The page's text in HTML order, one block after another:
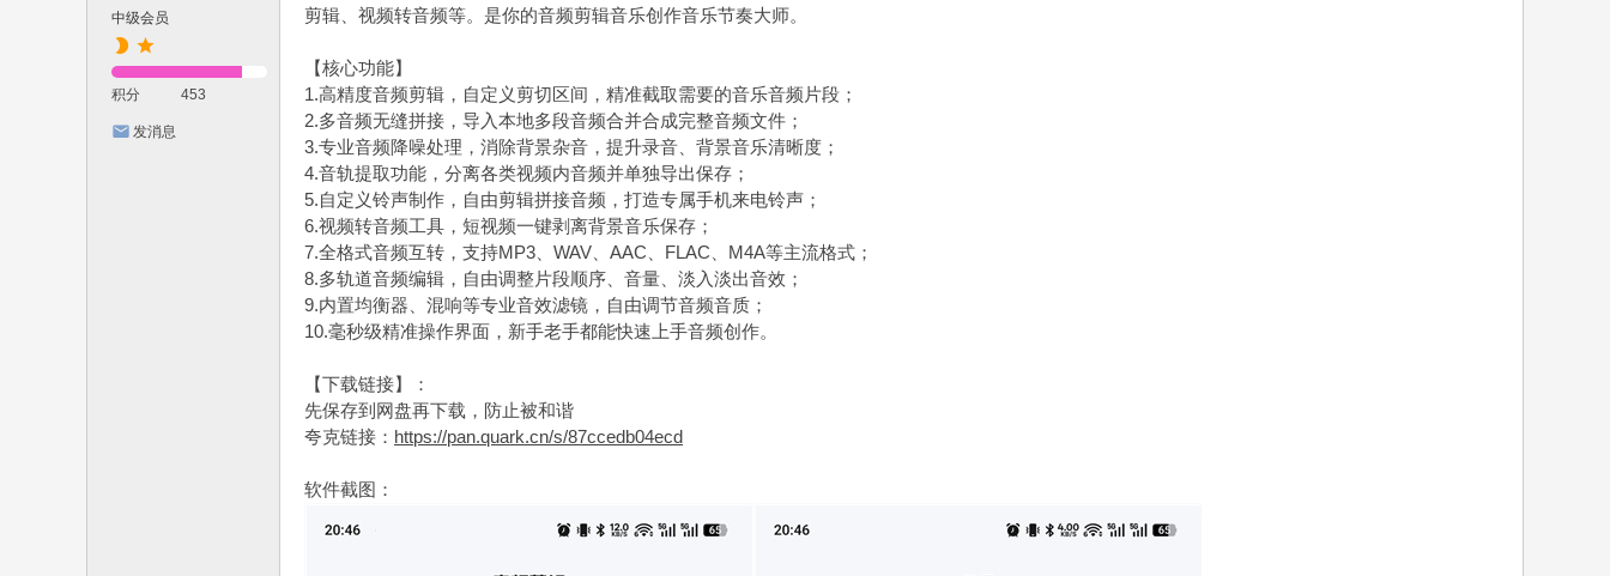
中级会员
积分 453
发消息
剪辑、视频转音频等。是你的音频剪辑音乐创作音乐节奏大师。
【核心功能】
1.高精度音频剪辑，自定义剪切区间，精准截取需要的音乐音频片段；
2.多音频无缝拼接，导入本地多段音频合并合成完整音频文件；
3.专业音频降噪处理，消除背景杂音，提升录音、背景音乐清晰度；
4.音轨提取功能，分离各类视频内音频并单独导出保存；
5.自定义铃声制作，自由剪辑拼接音频，打造专属手机来电铃声；
6.视频转音频工具，短视频一键剥离背景音乐保存；
7.全格式音频互转，支持MP3、WAV、AAC、FLAC、M4A等主流格式；
8.多轨道音频编辑，自由调整片段顺序、音量、淡入淡出音效；
9.内置均衡器、混响等专业音效滤镜，自由调节音频音质；
10.毫秒级精准操作界面，新手老手都能快速上手音频创作。
【下载链接】：
先保存到网盘再下载，防止被和谐
夸克链接： https://pan.quark.cn/s/87ccedb04ecd
软件截图：